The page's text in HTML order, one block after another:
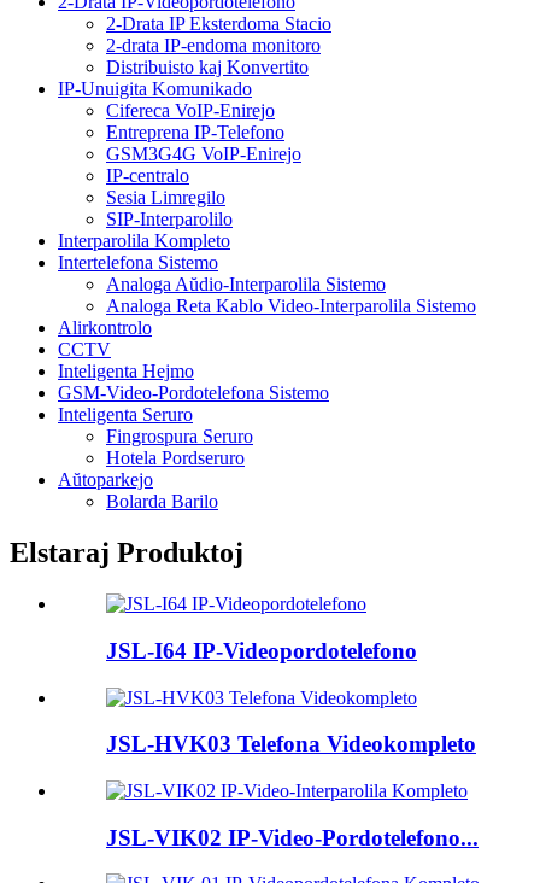
2-Drata IP Eksterdoma Stacio
2-drata IP-endoma monitoro
Distribuisto kaj Konvertito
IP-Unuigita Komunikado
Cifereca VoIP-Enirejo
Entreprena IP-Telefono
GSM3G4G VoIP-Enirejo
IP-centralo
Sesia Limregilo
SIP-Interparolilo
Interparolila Kompleto
Intertelefona Sistemo
Analoga Aŭdio-Interparolila Sistemo
Analoga Reta Kablo Video-Interparolila Sistemo
Alirkontrolo
CCTV
Inteligenta Hejmo
GSM-Video-Pordotelefona Sistemo
Inteligenta Seruro
Fingrospura Seruro
Hotela Pordseruro
Aŭtoparkejo
Bolarda Barilo
Elstaraj Produktoj
JSL-I64 IP-Videopordotelefono
JSL-HVK03 Telefona Videokompleto
JSL-VIK02 IP-Video-Pordotelefono...